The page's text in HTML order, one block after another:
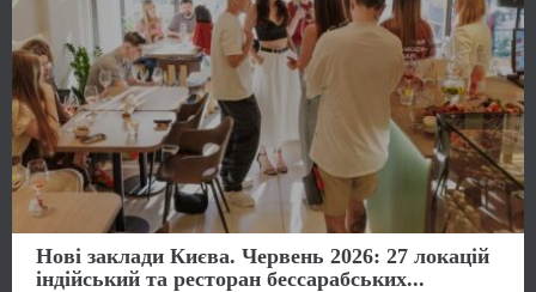
Нові заклади Києва. Червень 2026: 27 локацій
індійський та ресторан бессарабських...